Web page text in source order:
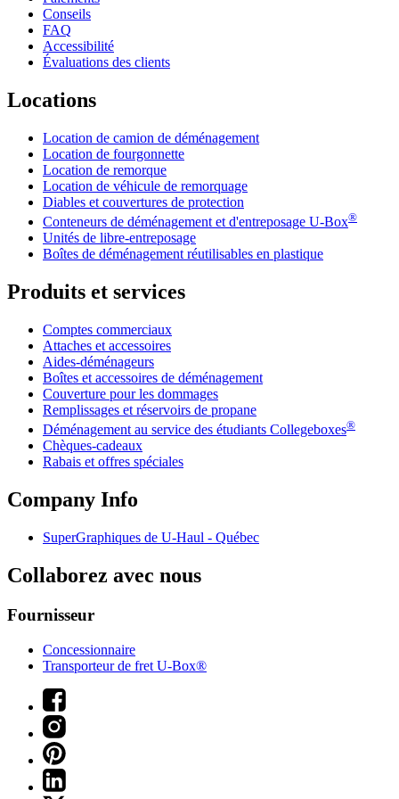
Conseils
FAQ
Accessibilité
Évaluations des clients
Locations
Location de camion de déménagement
Location de fourgonnette
Location de remorque
Location de véhicule de remorquage
Diables et couvertures de protection
Conteneurs de déménagement et d'entreposage U-Box®
Unités de libre-entreposage
Boîtes de déménagement réutilisables en plastique
Produits et services
Comptes commerciaux
Attaches et accessoires
Aides-déménageurs
Boîtes et accessoires de déménagement
Couverture pour les dommages
Remplissages et réservoirs de propane
Déménagement au service des étudiants Collegeboxes®
Chèques-cadeaux
Rabais et offres spéciales
Company Info
SuperGraphiques de U-Haul - Québec
Collaborez avec nous
Fournisseur
Concessionnaire
Transporteur de fret U-Box®